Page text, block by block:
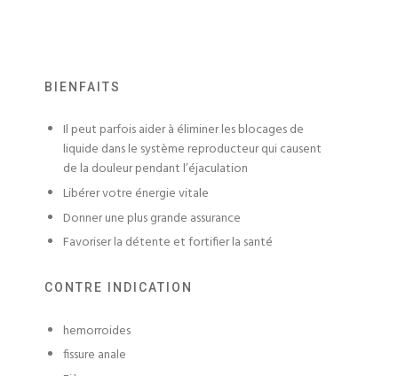
BIENFAITS
Il peut parfois aider à éliminer les blocages de
liquide dans le système reproducteur qui causent
de la douleur pendant l’éjaculation
Libérer votre énergie vitale
Donner une plus grande assurance
Favoriser la détente et fortifier la santé
CONTRE INDICATION
hemorroides
fissure anale